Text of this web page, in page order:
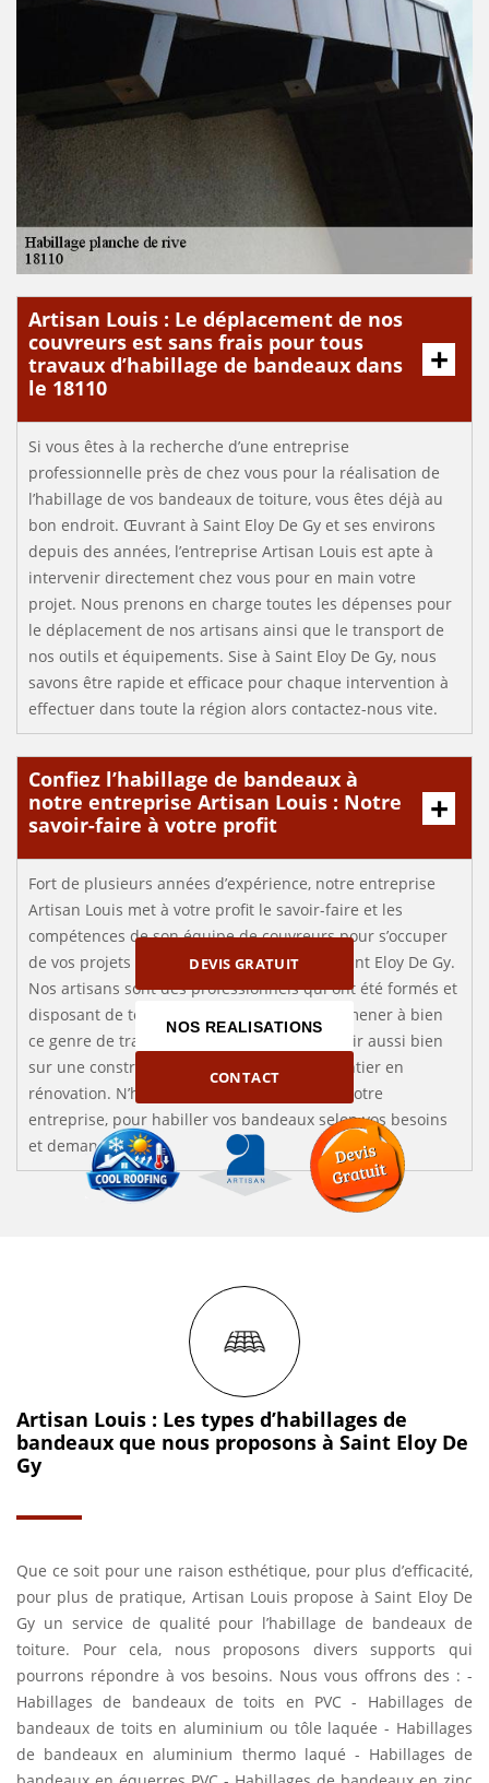
DEVIS GRATUIT
NOS REALISATIONS
CONTACT
Artisan Louis : Le déplacement de nos
couvreurs est sans frais pour tous
travaux d’habillage de bandeaux dans
le 18110
Si vous êtes à la recherche d’une entreprise
professionnelle près de chez vous pour la réalisation de
l’habillage de vos bandeaux de toiture, vous êtes déjà au
bon endroit. Œuvrant à Saint Eloy De Gy et ses environs
depuis des années, l’entreprise Artisan Louis est apte à
intervenir directement chez vous pour en main votre
projet. Nous prenons en charge toutes les dépenses pour
le déplacement de nos artisans ainsi que le transport de
nos outils et équipements. Sise à Saint Eloy De Gy, nous
savons être rapide et efficace pour chaque intervention à
effectuer dans toute la région alors contactez-nous vite.
Confiez l’habillage de bandeaux à
notre entreprise Artisan Louis : Notre
savoir-faire à votre profit
Fort de plusieurs années d’expérience, notre entreprise
Artisan Louis met à votre profit le savoir-faire et les
compétences de son équipe de couvreurs pour s’occuper
de vos projets d’habillage de bandeaux à Saint Eloy De Gy.
Nos artisans sont des professionnels qui ont été formés et
disposant de toutes les qualifications pour mener à bien
ce genre de travaux. Nous pouvons intervenir aussi bien
sur une construction neuve que sur un chantier en
rénovation. N’hésitez donc pas à contacter notre
entreprise, pour habiller vos bandeaux selon vos besoins
et demandes.
Artisan Louis : Les types d’habillages de
bandeaux que nous proposons à Saint Eloy De
Gy
Que ce soit pour une raison esthétique, pour plus d’efficacité,
pour plus de pratique, Artisan Louis propose à Saint Eloy De
Gy un service de qualité pour l’habillage de bandeaux de
toiture. Pour cela, nous proposons divers supports qui
pourrons répondre à vos besoins. Nous vous offrons des : -
Habillages de bandeaux de toits en PVC - Habillages de
bandeaux de toits en aluminium ou tôle laquée - Habillages
de bandeaux en aluminium thermo laqué - Habillages de